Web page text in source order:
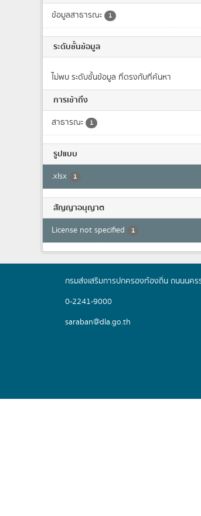
ข้อมูลสาธารณะ 1
ระดับชั้นข้อมูล
ไม่พบ ระดับชั้นข้อมูล ที่ตรงกับที่ค้นหา
การเข้าถึง
สาธารณะ 1
รูปแบบ
.xlsx 1
สัญญาอนุญาต
License not specified 1
กรมส่งเสริมการปกครองท้องถิ่น ถนนน
0-2241-9000
saraban@dla.go.th